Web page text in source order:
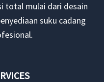
total mulai dari desain
suku cadang